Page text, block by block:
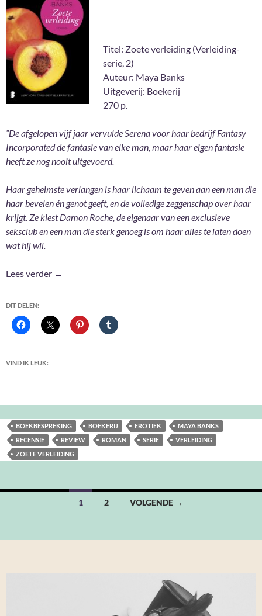
Titel: Zoete verleiding (Verleiding-
serie, 2)
Auteur: Maya Banks
Uitgeverij: Boekerij
270 p.
“De afgelopen vijf jaar vervulde Serena voor haar bedrijf Fantasy
Incorporated de fantasie van elke man, maar haar eigen fantasie
heeft ze nog nooit uitgevoerd.
Haar geheimste verlangen is haar lichaam te geven aan een man die
haar bevelen én genot geeft, en de volledige zeggenschap over haar
krijgt. Ze kiest Damon Roche, de eigenaar van een exclusieve
seksclub en een man die sterk genoeg is om haar alles te laten doen
wat hij wil.
Lees verder Zoete Verleiding – Maya Banks
→
DIT DELEN:
VIND IK LEUK:
BOEKBESPREKING BOEKERIJ EROTIEK
MAYA BANKS
RECENSIE
REVIEW ROMAN SERIE
VERLEIDING
ZOETE VERLEIDING
1 2 VOLGENDE →